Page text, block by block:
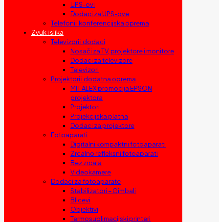
UPS-ovi
Dodaci za UPS-ove
Telefoni i konferencijska oprema
Zvuk i slika
Televizori i dodaci
Nosači za TV, projektore i monitore
Dodaci za televizore
Televizori
Projektori i dodatna oprema
MIT ALEX promocija EPSON
projektora
Projektori
Projekcijska platna
Dodaci za projektore
Fotoaparati
Digitalni kompaktni fotoaparati
Zrcalno refleksni fotoaparati
Bez zrcala
Videokamere
Dodaci za fotoaparate
Stabilizatori – Gimbali
Blicevi
Objektivi
Termosublimacijski printeri